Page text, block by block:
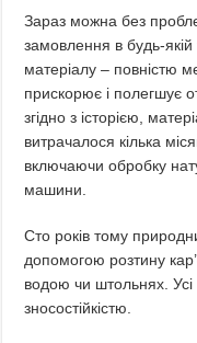
Зараз можна без
замовлення в будь-якій
матеріалу – повністю
прискорює і полегшує
згідно з історією,
витрачалося кілька
включаючи обробку
машини.
Сто років тому
допомогою розтину
водою чи штольнях.
зносостійкістю.